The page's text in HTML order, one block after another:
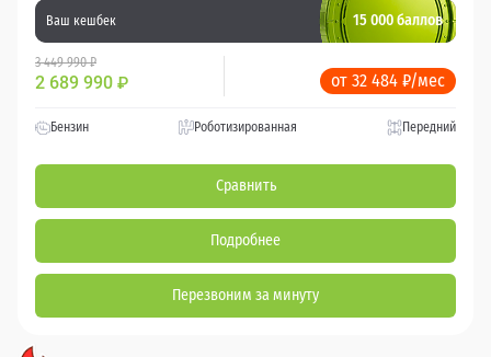
Ваш кешбек 15 000 баллов
3 449 990 ₽
2 689 990 ₽ от 32 484 ₽/мес
Бензин Роботизированная Передний
Сравнить
Подробнее
Перезвоним за минуту